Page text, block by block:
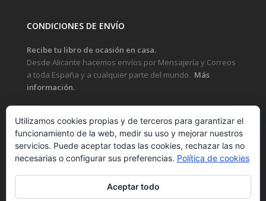
CONDICIONES DE ENVÍO
Recibe tu libro de ocasión en casa.
Desde Alicante hacemos envíos por Mensajería y Correos
a toda España y a cualquier parte del mundo. Más
información.
LEGAL
POLÍTICA DE PRIVACIDAD Y PROTECCIÓN DE DATOS
Utilizamos cookies propias y de terceros para garantizar el
funcionamiento de la web, medir su uso y mejorar nuestros
servicios. Puede aceptar todas las cookies, rechazar las no
necesarias o configurar sus preferencias. Política de cookies
Aceptar todo